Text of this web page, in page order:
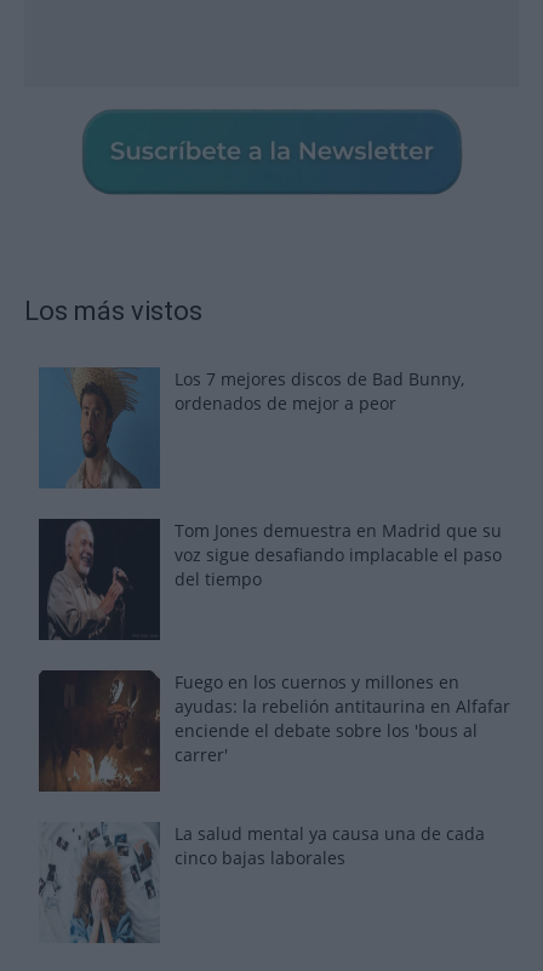
Los más vistos
Los 7 mejores discos de Bad Bunny,
ordenados de mejor a peor
Tom Jones demuestra en Madrid que su
voz sigue desafiando implacable el paso
del tiempo
Fuego en los cuernos y millones en
ayudas: la rebelión antitaurina en Alfafar
enciende el debate sobre los 'bous al
carrer'
La salud mental ya causa una de cada
cinco bajas laborales